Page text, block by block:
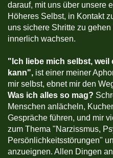
darauf, mit uns über unsere
Höheres Selbst, in Kontakt
uns sichere Shritte zu
innerlich wachsen.
" Ich liebe mich selbst,
kann", ist einer meiner
mir selbst, ebnet mir den
Was ich alles so mag?
Menschen anlächeln,
Gespräche führen, und mir
zum Thema "Narzissmus,
Persönlichkeitsstörungen"
anzueignen. Allen Dingen